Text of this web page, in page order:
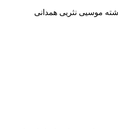
موسيی نثريی همدانی